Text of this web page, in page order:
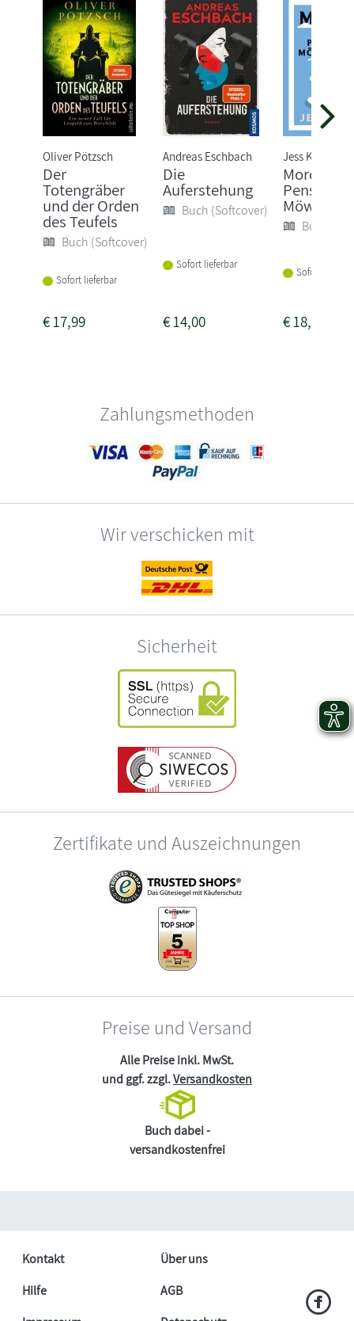
Oliver Pötzsch
Der
Totengräber
und der Orden
des Teufels
Buch (Softcover)
Sofort lieferbar
€17,99
Andreas Eschbach
Die
Auferstehung
Buch (Softcover)
Sofort lieferbar
€14,00
Jess Kidd
Mord in
Pension
Buch
Sofort
€18,00
Zahlungsmethoden
Wir verschicken mit
Sicherheit
Zertifikate und Auszeichnungen
Preise und Versand
Alle Preise inkl. MwSt.
und ggf. zzgl.Versandkosten
Buch dabei -
versandkostenfrei
Kontakt
Über uns
Hilfe
AGB